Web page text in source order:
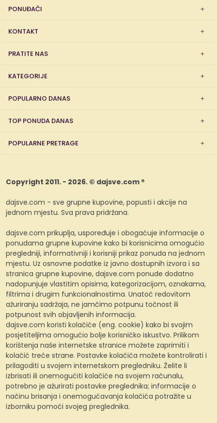
PONUĐAČI
KONTAKT
PRATITE NAS
KATEGORIJE
POPULARNO DANAS
TOP PONUDA DANAS
POPULARNE PRETRAGE
Copyright 2011. - 2026. © dajsve.com ®
dajsve.com - sve grupne kupovine, popusti i akcije na
jednom mjestu. Sva prava pridržana.
dajsve.com prikuplja, uspoređuje i obogaćuje informacije o
ponudama grupne kupovine kako bi korisnicima omogućio
pregledniji, informativniji i korisniji prikaz ponuda na jednom
mjestu. Uz osnovne podatke iz javno dostupnih izvora i sa
stranica grupne kupovine, dajsve.com ponude dodatno
nadopunjuje vlastitim opisima, kategorizacijom, oznakama,
filtrima i drugim funkcionalnostima. Unatoč redovitom
ažuriranju sadržaja, ne jamčimo potpunu točnost ili
potpunost svih objavljenih informacija.
dajsve.com koristi kolačiće (eng. cookie) kako bi svojim
posjetiteljima omogućio bolje korisničko iskustvo. Prilikom
korištenja naše internetske stranice možete zaprimiti i
kolačić treće strane. Postavke kolačića možete kontrolirati i
prilagoditi u svojem internetskom pregledniku. Želite li
izbrisati ili onemogućiti kolačiće na svojem računalu,
potrebno je ažurirati postavke preglednika; informacije o
načinu brisanja i onemogućavanja kolačića potražite u
izborniku pomoći svojeg preglednika.